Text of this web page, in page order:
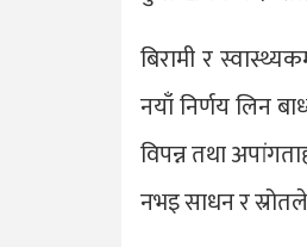
बिरामी र
नयाँ निर्णय लिन
विपन्न तथा
नभइ साधन र